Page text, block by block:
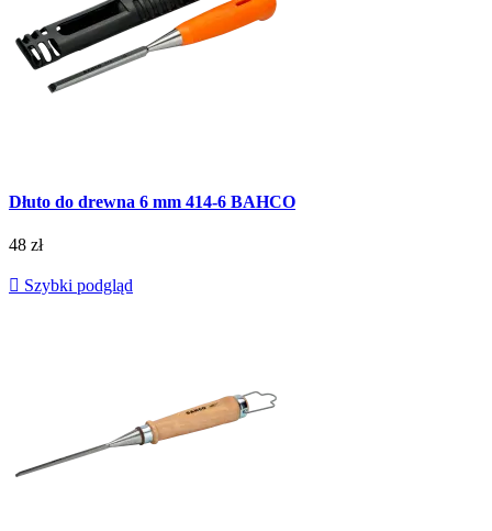
Dłuto do drewna 6 mm 414-6 BAHCO
48 zł
 Szybki podgląd